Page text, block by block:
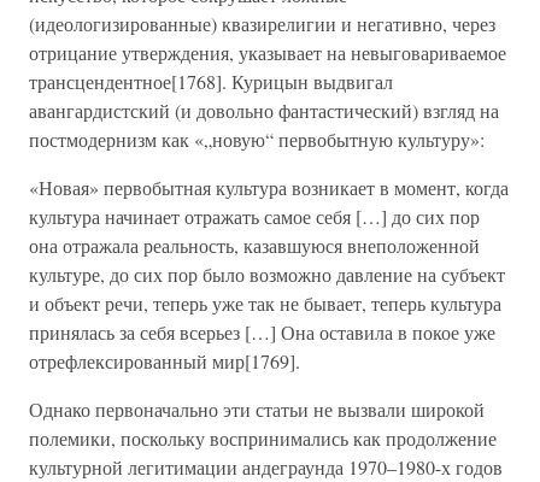
(идеологизированные) квазирелигии и негативно, через
отрицание утверждения, указывает на невыговариваемое
трансцендентное[1768]. Курицын выдвигал
авангардистский (и довольно фантастический) взгляд на
постмодернизм как «„новую“ первобытную культуру»:
«Новая» первобытная культура возникает в момент, когда
культура начинает отражать самое себя […] до сих пор
она отражала реальность, казавшуюся внеположенной
культуре, до сих пор было возможно давление на субъект
и объект речи, теперь уже так не бывает, теперь культура
принялась за себя всерьез […] Она оставила в покое уже
отрефлексированный мир[1769].
Однако первоначально эти статьи не вызвали широкой
полемики, поскольку воспринимались как продолжение
культурной легитимации андеграунда 1970–1980-х годов